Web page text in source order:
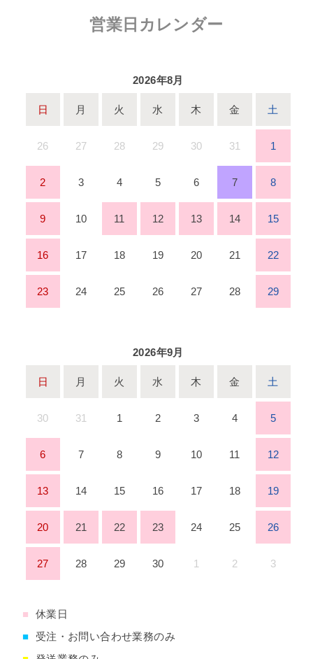
営業日カレンダー
2026年8月
日 月 火 水 木 金 土
26 27 28 29 30 31 1
2 3 4 5 6 7 8
9 10 11 12 13 14 15
16 17 18 19 20 21 22
23 24 25 26 27 28 29
2026年9月
日 月 火 水 木 金 土
30 31 1 2 3 4 5
6 7 8 9 10 11 12
13 14 15 16 17 18 19
20 21 22 23 24 25 26
27 28 29 30 1 2 3
■
休業日
■
受注・お問い合わせ業務のみ